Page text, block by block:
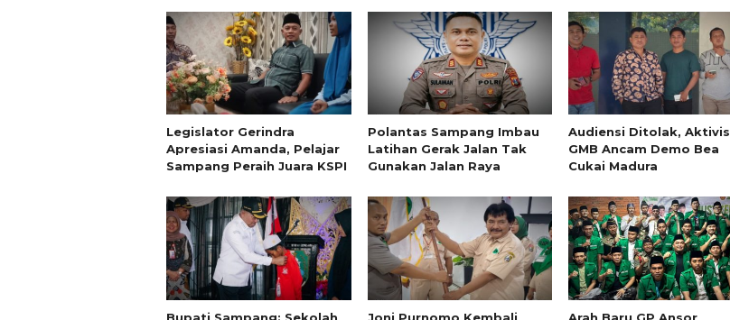
Legislator Gerindra
Apresiasi Amanda, Pelajar
Sampang Peraih Juara KSPI
Polantas Sampang Imbau
Latihan Gerak Jalan Tak
Gunakan Jalan Raya
Audiensi Ditolak, Aktivis
GMB Ancam Demo Bea
Cukai Madura